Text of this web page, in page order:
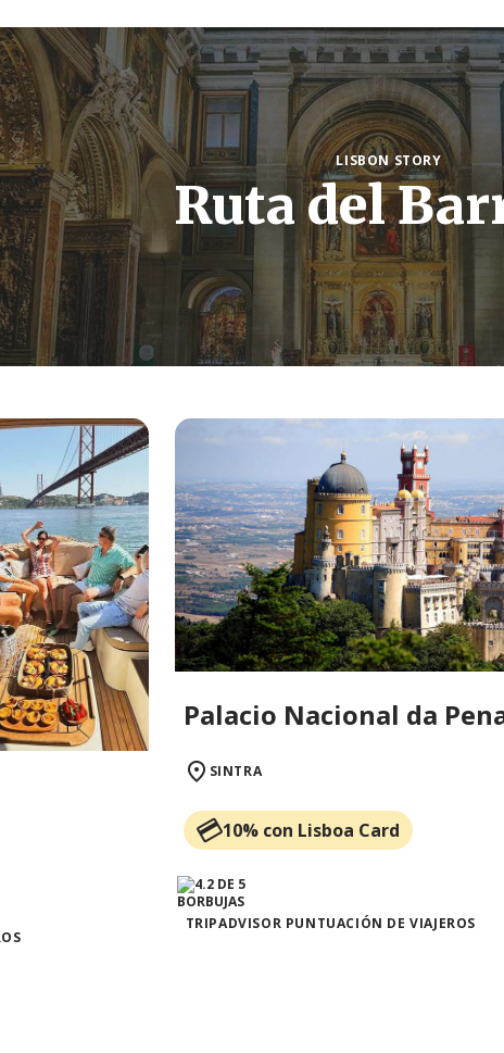
LISBON STORY
Ruta del
Palacio Nacional da
SINTRA
10% con Lisboa Card
TRIPADVISOR PUNTUACIÓN DE VIAJEROS